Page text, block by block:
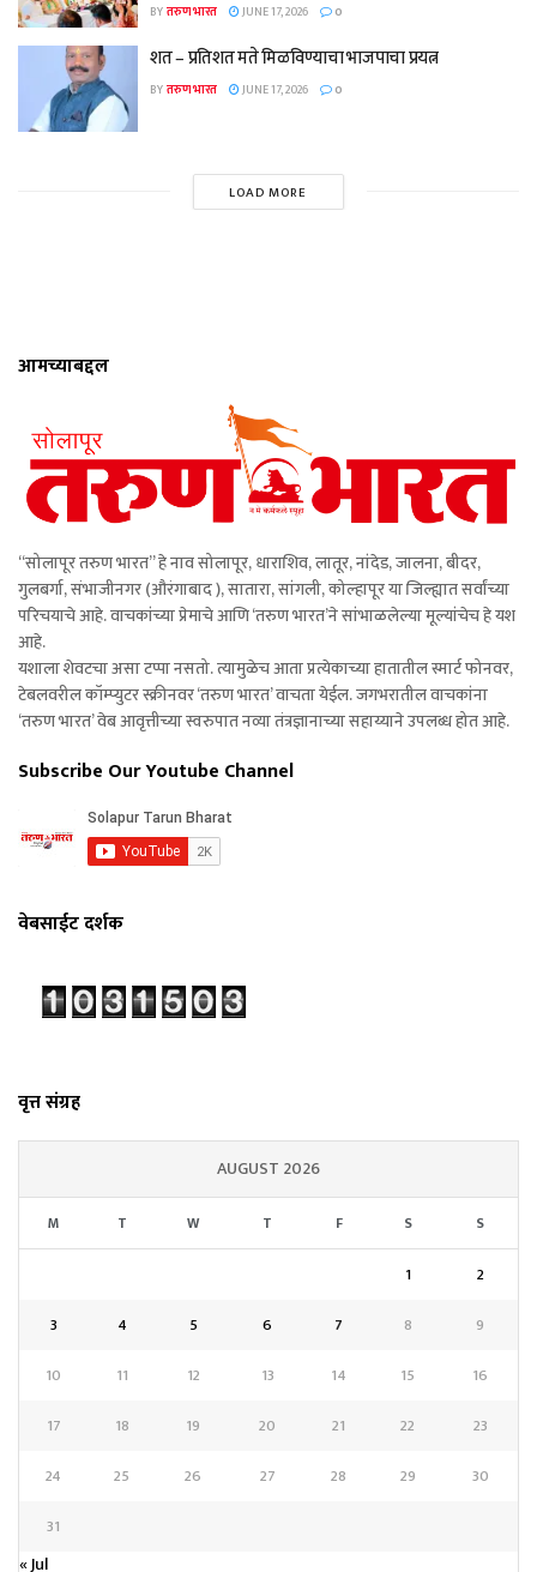
BYतरुण भारत JUNE 17, 2026 0
शत – प्रतिशत मते मिळविण्याचा भाजपाचा प्रयत्न
BYतरुण भारत JUNE 17, 2026 0
LOAD MORE
आमच्याबद्दल
“सोलापूर तरुण भारत” हे नाव सोलापूर, धाराशिव, लातूर, नांदेड, जालना, बीदर,
गुलबर्गा, संभाजीनगर (औरंगाबाद ), सातारा, सांगली, कोल्हापूर या जिल्ह्यात सर्वांच्या
परिचयाचे आहे. वाचकांच्या प्रेमाचे आणि ‘तरुण भारत’ने सांभाळलेल्या मूल्यांचेच हे यश
आहे.
यशाला शेवटचा असा टप्पा नसतो. त्यामुळेच आता प्रत्येकाच्या हातातील स्मार्ट फोनवर,
टेबलवरील कॉम्प्युटर स्क्रीनवर ‘तरुण भारत’ वाचता येईल. जगभरातील वाचकांना
‘तरुण भारत’ वेब आवृत्तीच्या स्वरुपात नव्या तंत्रज्ञानाच्या सहाय्याने उपलब्ध होत आहे.
Subscribe Our Youtube Channel
वेबसाईट दर्शक
वृत्त संग्रह
AUGUST 2026
M T W T F S S
1
2
3
4 5 6 7 8
9
10
11 12 13 14 15
16
17
18 19 20 21 22
23
24
25 26 27 28 29
30
31
« Jul